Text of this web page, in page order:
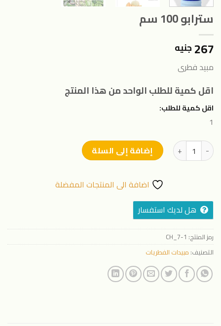
سترابو 100 سم
267 جنيه
مبيد فطرى
اقل كمية للطلب الواحد من هذا المنتج
اقل كمية للطلب:
1
كمية سترابو 100 سم إضافة إلى السلة
اضافة الى المنتجات المفضلة
هل لديك استفسار
رمز المنتج: CH_7-1
التصنيف: مبيدات الفطريات